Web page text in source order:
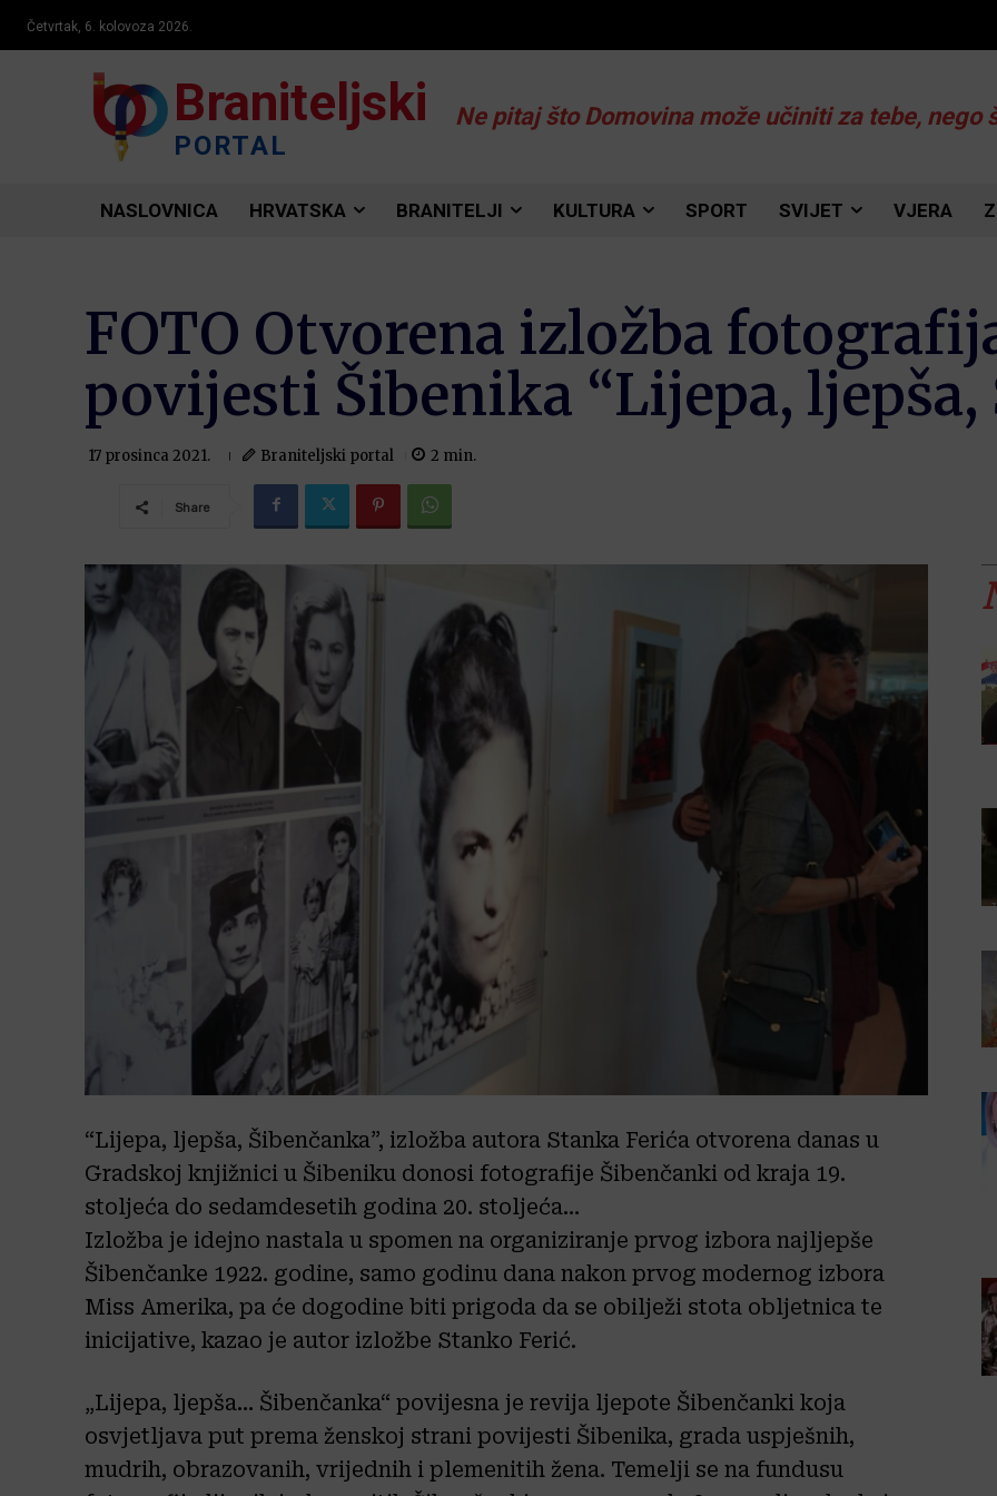
Četvrtak, 6. kolovoza 2026.
Braniteljski
PORTAL
Ne pitaj što Domovina može učiniti za tebe, nego
NASLOVNICA HRVATSKA BRANITELJI KULTURA SPORT SVIJET VJERA
FOTO Otvorena izložba
povijesti Šibenika “Lijepa, ljepša,
17 prosinca 2021. Braniteljski portal 2 min.
Share
“Lijepa, ljepša, Šibenčanka”, izložba autora Stanka Ferića otvorena danas u
Gradskoj knjižnici u Šibeniku donosi fotografije Šibenčanki od kraja 19.
stoljeća do sedamdesetih godina 20. stoljeća…
Izložba je idejno nastala u spomen na organiziranje prvog izbora najljepše
Šibenčanke 1922. godine, samo godinu dana nakon prvog modernog izbora
Miss Amerika, pa će dogodine biti prigoda da se obilježi stota obljetnica te
inicijative, kazao je autor izložbe Stanko Ferić.
„Lijepa, ljepša… Šibenčanka“ povijesna je revija ljepote Šibenčanki koja
osvjetljava put prema ženskoj strani povijesti Šibenika, grada uspješnih,
mudrih, obrazovanih, vrijednih i plemenitih žena. Temelji se na fundusu